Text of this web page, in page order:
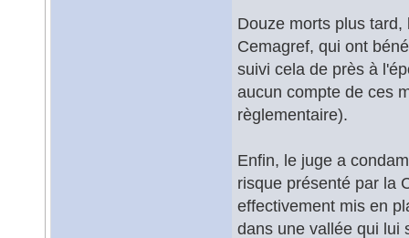
Douze morts plus
Cemagref, qui ont
suivi cela de près à
aucun compte de ces
règlementaire).
Enfin, le juge a
risque présenté par la
effectivement mis en
dans une vallée qui lui